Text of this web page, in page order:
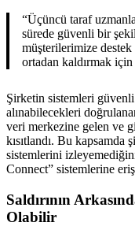
“Üçüncü taraf
sürede güvenli bir
müşterilerimize
ortadan kaldırmak
Şirketin sistemleri
alınabilecekleri
veri merkezine gelen ve
kısıtlandı. Bu
sistemlerini
Connect” sistemlerine
Saldırının
Olabilir